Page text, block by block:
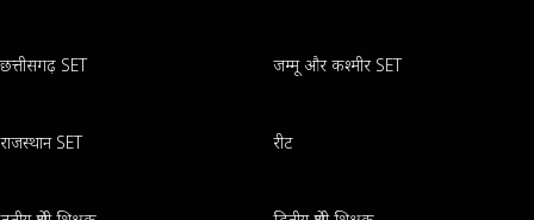
छत्तीसगढ़ SET जम्मू और कश्मीर SET
राजस्थान SET रीट